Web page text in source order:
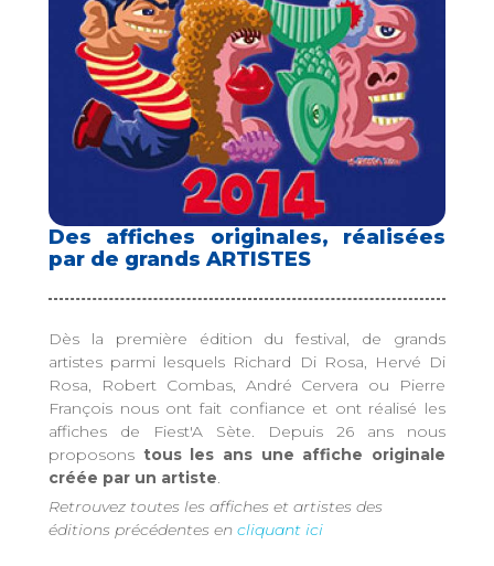
Des affiches originales, réalisées
par de grands ARTISTES
Dès la première édition du festival, de grands
artistes parmi lesquels Richard Di Rosa, Hervé Di
Rosa, Robert Combas, André Cervera ou Pierre
François nous ont fait confiance et ont réalisé les
affiches de Fiest'A Sète. Depuis 26 ans nous
proposons tous les ans une affiche originale
créée par un artiste.
Retrouvez toutes les affiches et artistes des
éditions précédentes en cliquant ici